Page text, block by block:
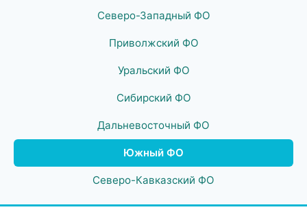
Северо-Западный ФО
Приволжский ФО
Уральский ФО
Сибирский ФО
Дальневосточный ФО
Южный ФО
Северо-Кавказский ФО